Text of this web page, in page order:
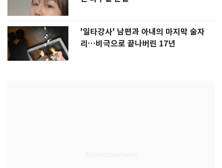
'일타강사' 남편과 아내의 마지막 술자
리…비극으로 끝나버린 17년